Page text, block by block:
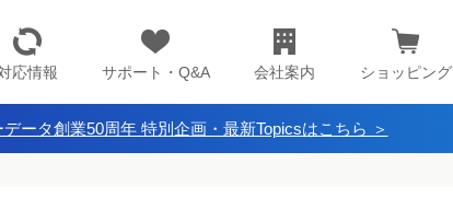
応情報 サポート・Q&A 会社案内 ショッピング
ータ創業50周年 特別企画・最新Topicsはこちら ＞